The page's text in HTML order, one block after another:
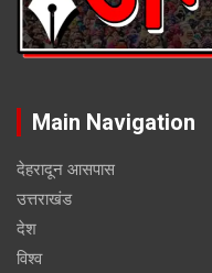
Main Navigation
देहरादून आसपास
उत्तराखंड
देश
विश्व